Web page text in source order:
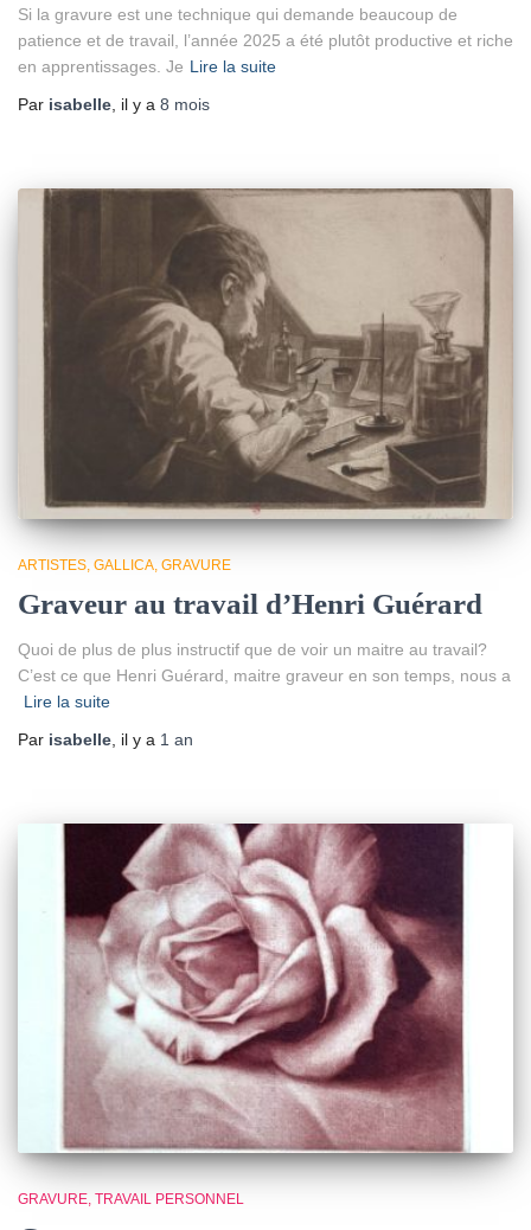
Si la gravure est une technique qui demande beaucoup de
patience et de travail, l’année 2025 a été plutôt productive et riche
en apprentissages. Je Lire la suite
Par isabelle , il y a 8 mois
ARTISTES GALLICA GRAVURE
Graveur au travail d’Henri Guérard
Quoi de plus de plus instructif que de voir un maitre au travail?
C’est ce que Henri Guérard, maitre graveur en son temps, nous a
Lire la suite
Par isabelle , il y a 1 an
GRAVURE TRAVAIL PERSONNEL